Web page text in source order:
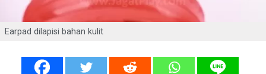
Earpad dilapisi bahan kulit